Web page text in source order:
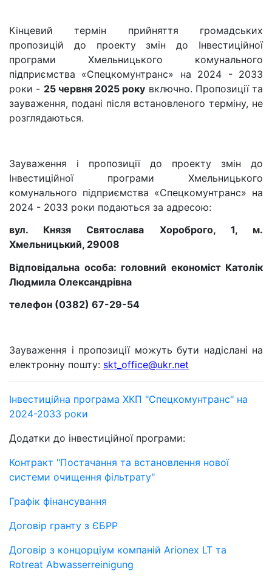
Кінцевий термін прийняття громадських
пропозицій до проекту змін до Інвестиційної
програми Хмельницького комунального
підприємства «Спецкомунтранс» на 2024 - 2033
роки - 25 червня 2025 року включно. Пропозиції та
зауваження, подані після встановленого терміну, не
розглядаються.
Зауваження і пропозиції до проекту змін до
Інвестиційної програми Хмельницького
комунального підприємства «Спецкомунтранс» на
2024 - 2033 роки подаються за адресою:
вул. Князя Святослава Хороброго, 1, м.
Хмельницький, 29008
Відповідальна особа: головний економіст Католік
Людмила Олександрівна
телефон (0382) 67-29-54
Зауваження і пропозиції можуть бути надіслані на
електронну пошту: skt office@ukr.net
Інвестиційна програма ХКП "Спецкомунтранс" на
2024-2033 роки
Додатки до інвестиційної програми:
Контракт "Постачання та встановлення нової
системи очищення фільтрату"
Графік фінансування
Договір гранту з ЄБРР
Договір з концорціум компаній Arionex LT та
Rotreat Abwasserreinigung